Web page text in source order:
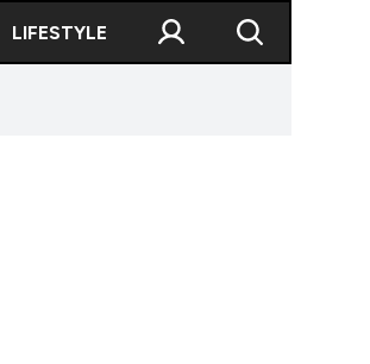
LIFESTYLE
”trimisul lui Dumnezeu”. Ce